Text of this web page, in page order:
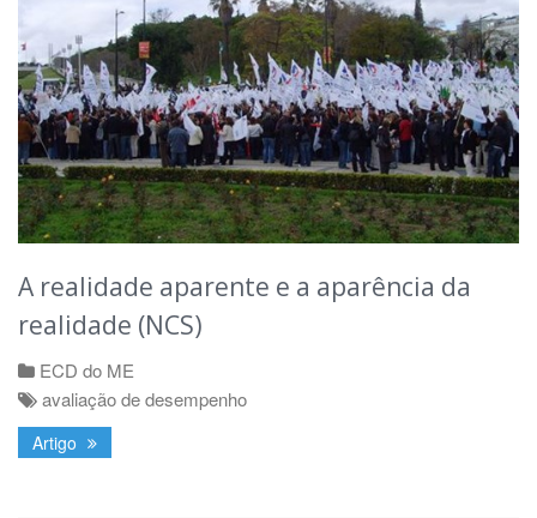
A realidade aparente e a aparência da
realidade (NCS)
ECD do ME
avaliação de desempenho
Artigo